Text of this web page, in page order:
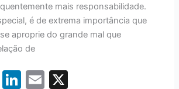
mais responsabilidade.
é de extrema importância que
aproprie do grande mal que
de
F
Li E